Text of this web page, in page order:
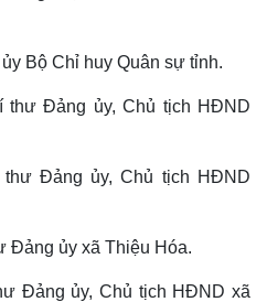
Bộ Chỉ huy Quân sự tỉnh.
thư Đảng ủy, Chủ tịch HĐND
thư Đảng ủy, Chủ tịch HĐND
Đảng ủy xã Thiệu Hóa.
Đảng ủy, Chủ tịch HĐND xã